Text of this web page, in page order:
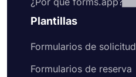
Plantillas
Formularios de solicitud
Formularios de reserva